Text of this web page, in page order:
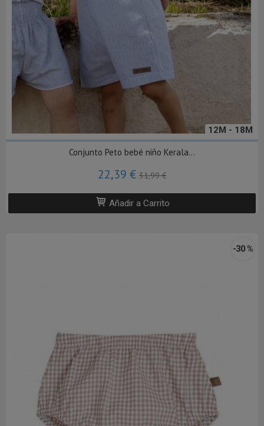
12M - 18M
Conjunto Peto bebé niño Kerala...
22,39 €31,99 €
Añadir a Carrito
-30 %